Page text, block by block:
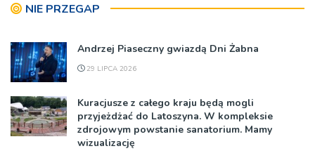
NIE PRZEGAP
Andrzej Piaseczny gwiazdą Dni Żabna
29 LIPCA 2026
Kuracjusze z całego kraju będą mogli
przyjeżdżać do Latoszyna. W kompleksie
zdrojowym powstanie sanatorium. Mamy
wizualizację